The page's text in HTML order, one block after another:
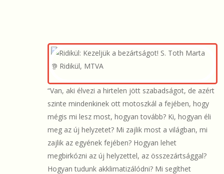
Play
Video
“Van, aki élvezi a hirtelen jött szabadságot, de azért
szinte mindenkinek ott motoszkál a fejében, hogy
mégis mi lesz most, hogyan tovább? Ki, hogyan éli
meg az új helyzetet? Mi zajlik most a világban, mi
zajlik az egyének fejében? Hogyan lehet
megbirkózni az új helyzettel, az összezártsággal?
Hogyan tudunk akklimatizálódni? Mi segíthet